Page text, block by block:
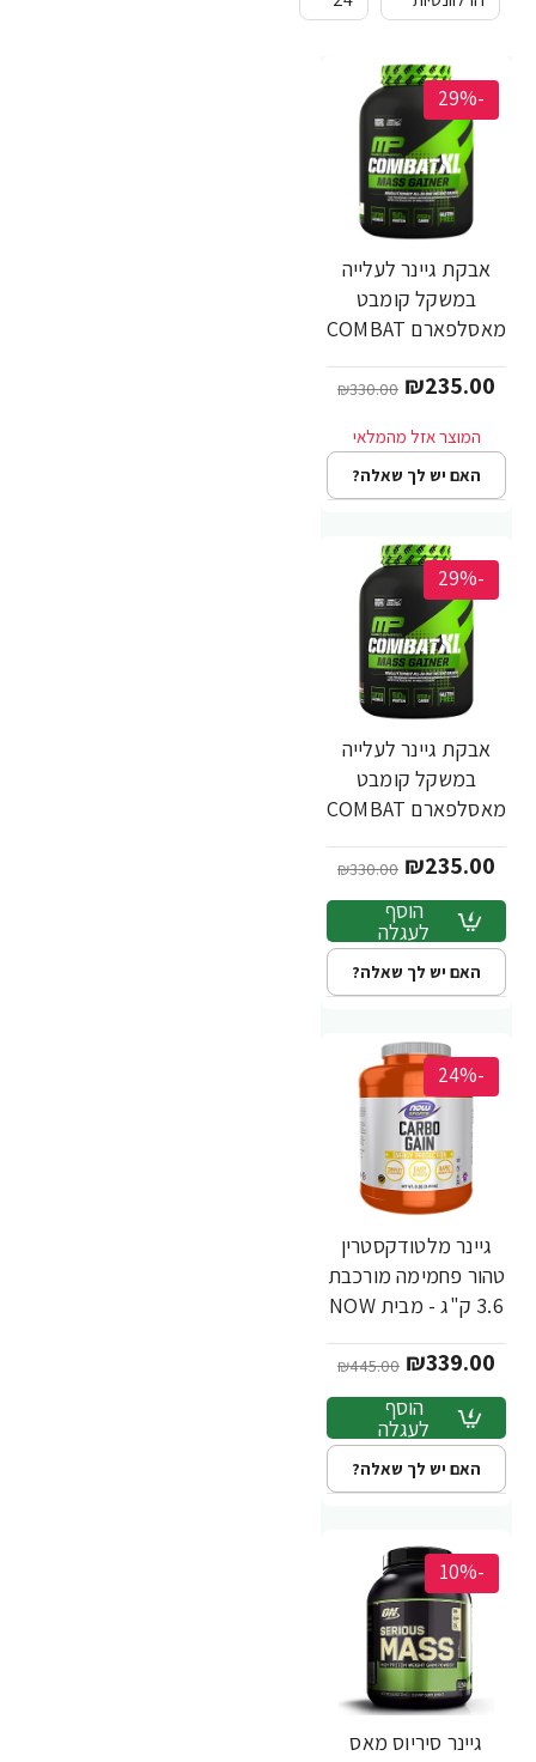
-29%
אבקת גיינר לעלייה
במשקל קומבט
מאסלפארם COMBAT
מבית MusclePharm
₪235.00
₪330.00
האם יש לך שאלה?
-29%
אבקת גיינר לעלייה
במשקל קומבט
מאסלפארם COMBAT
- מבית
MusclePharm
₪235.00
₪330.00
הוסף
לעגלה
האם יש לך שאלה?
-24%
גיינר מלטודקסטרין
טהור פחמימה מורכבת
3.6 ק"ג - מבית NOW
₪339.00
₪445.00
הוסף
לעגלה
האם יש לך שאלה?
-10%
גיינר סיריוס מאס